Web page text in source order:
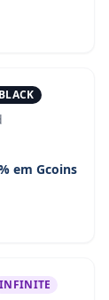
BLACK
em Gcoins
INFINITE